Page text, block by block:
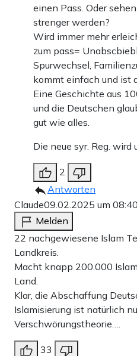
einen Pass. Oder
strenger werden?
Wird immer mehr
zum pass=
Spurwechsel,
kommt einfach und ist
Eine Geschichte aus
und die Deutschen
gut wie alles.
Die neue syr. Reg. wird
2
Antworten
Claude09.02.2025 um
Melden
22 nachgewiesene Islam
Landkreis.
Macht knapp 200.000
Land.
Klar, die Abschaffung
Islamisierung ist natürlich
Verschwörungstheorie….
33